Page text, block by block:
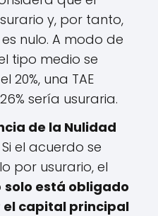
y, por tanto,
nulo. A modo de
tipo medio se
20%, una TAE
sería usuraria.
de la Nulidad
Si el acuerdo se
por usurario, el
solo está obligado
el capital principal